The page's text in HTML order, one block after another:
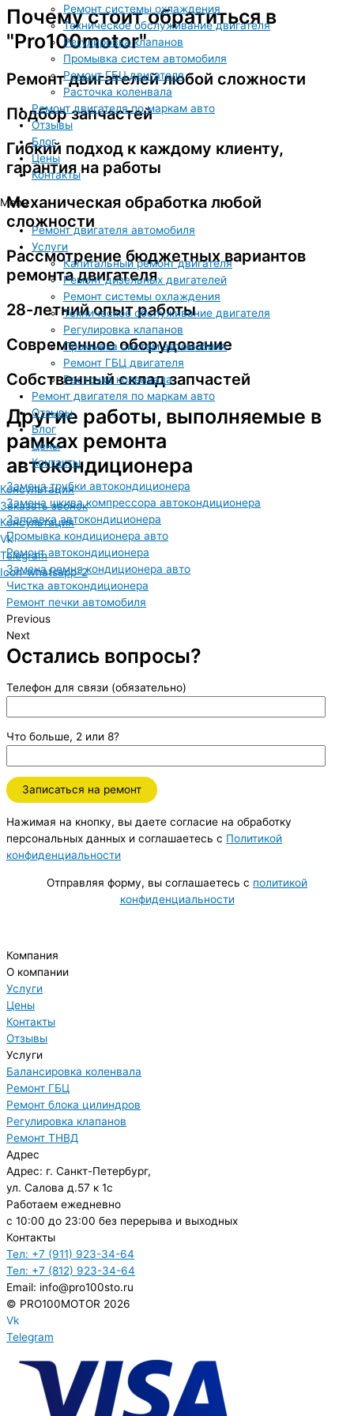
Ремонт системы охлаждения
Техническое обслуживание двигателя
Регулировка клапанов
Промывка систем автомобиля
Ремонт ГБЦ двигателя
Расточка коленвала
Ремонт двигателя по маркам авто
Отзывы
Блог
Цены
Контакты
Menu
Ремонт двигателя автомобиля
Услуги
Капитальный ремонт двигателя
Ремонт дизельных двигателей
Ремонт системы охлаждения
Техническое обслуживание двигателя
Регулировка клапанов
Промывка систем автомобиля
Ремонт ГБЦ двигателя
Расточка коленвала
Ремонт двигателя по маркам авто
Отзывы
Блог
Цены
Контакты
Консультация
Заказать звонок
Консультация
Vk
Telegram
Icon-whatsapp-2
Почему стоит обратиться в
"Pro100motor"
Ремонт двигателей любой сложности
Подбор запчастей
Гибкий подход к каждому клиенту,
гарантия на работы
Механическая обработка любой
сложности
Рассмотрение бюджетных вариантов
ремонта двигателя
28-летний опыт работы
Современное оборудование
Собственный склад запчастей
Другие работы, выполняемые в
рамках ремонта
автокондиционера
Замена трубки автокондиционера
Замена шкива компрессора автокондиционера
Заправка автокондиционера
Промывка кондиционера авто
Ремонт автокондиционера
Замена ремня кондиционера авто
Чистка автокондиционера
Ремонт печки автомобиля
Previous
Next
Остались вопросы?
Телефон для связи (обязательно)
Что больше, 2 или 8?
Нажимая на кнопку, вы даете согласие на обработку
персональных данных и соглашаетесь c Политикой
конфиденциальности
Отправляя форму, вы соглашаетесь с политикой
конфиденциальности
Компания
О компании
Услуги
Цены
Контакты
Отзывы
Услуги
Балансировка коленвала
Ремонт ГБЦ
Ремонт блока цилиндров
Регулировка клапанов
Ремонт ТНВД
Адрес
Адрес: г. Санкт-Петербург,
ул. Салова д.57 к 1с
Работаем ежедневно
с 10:00 до 23:00 без перерыва и выходных
Контакты
Тел: +7 (911) 923-34-64
Тел: +7 (812) 923-34-64
Email: info@pro100sto.ru
© PRO100MOTOR 2026
Vk
Telegram